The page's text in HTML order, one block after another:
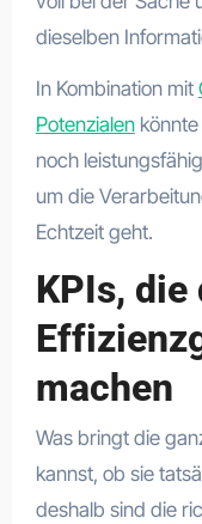
dieselben
In Kombination mit
Potenzialenkönnte
noch
um die
Echtzeit geht.
KPIs, die
machen
Was bringt die
kannst, ob sie
deshalb sind die